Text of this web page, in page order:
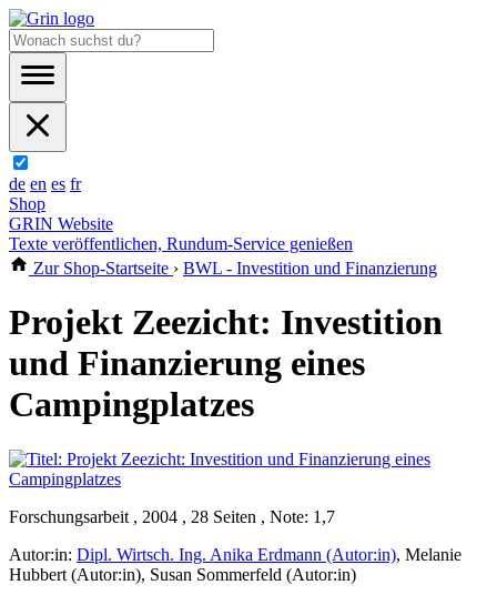
de en es fr
Shop
GRIN Website
Texte veröffentlichen, Rundum-Service genießen
Zur Shop-Startseite › BWL - Investition und Finanzierung
Projekt Zeezicht: Investition
und Finanzierung eines
Campingplatzes
Forschungsarbeit , 2004 , 28 Seiten , Note: 1,7
Autor:in: Dipl. Wirtsch. Ing. Anika Erdmann (Autor:in), Melanie
Hubbert (Autor:in), Susan Sommerfeld (Autor:in)